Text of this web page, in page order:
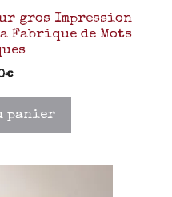
gros Impression
Fabrique de Mots
€
panier